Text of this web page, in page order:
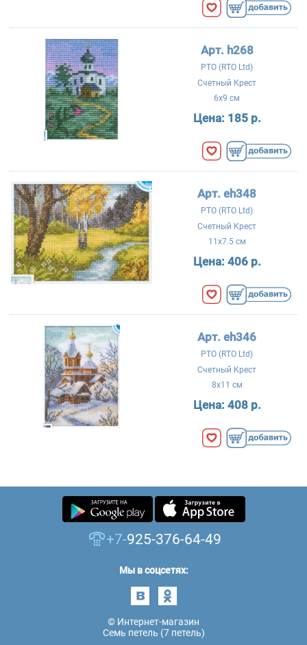
Арт. h268
РТО (RTO Ltd)
Счетный Крест
6x9 см
Цена: 185 р.
Арт. eh348
РТО (RTO Ltd)
Счетный Крест
11x7.5 см
Цена: 406 р.
Арт. eh346
РТО (RTO Ltd)
Счетный Крест
8x11 см
Цена: 408 р.
+7-925-376-64-49
Мы в соцсетях:
© Интернет-магазин
Семь петель (7 петель)